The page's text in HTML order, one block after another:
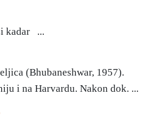
kadar ...
(Bhubaneshwar, 1957).
i na Harvardu. Nakon dok. ...